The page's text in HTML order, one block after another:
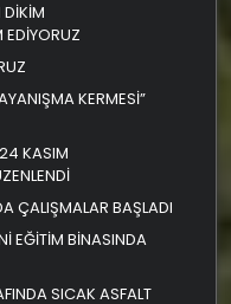
DİKİM
KERMESİ”
KASIM
ÇALIŞMALAR BAŞLADI
EĞİTİM BİNASINDA
SICAK ASFALT